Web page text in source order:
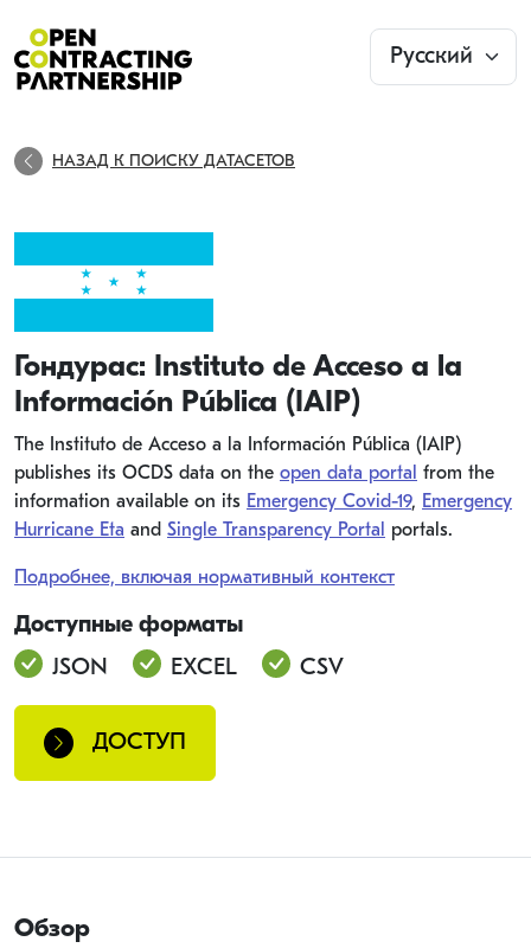
НАЗАД К ПОИСКУ ДАТАСЕТОВ
Гондурас: Instituto de Acceso a la
Información Pública (IAIP)
The Instituto de Acceso a la Información Pública (IAIP)
publishes its OCDS data on the open data portal
from the
information available on its Emergency Covid-19, Emergency
Hurricane Eta and Single Transparency Portal portals.
Подробнее, включая нормативный контекст
Доступные форматы
JSON
EXCEL CSV
ДОСТУП
Обзор